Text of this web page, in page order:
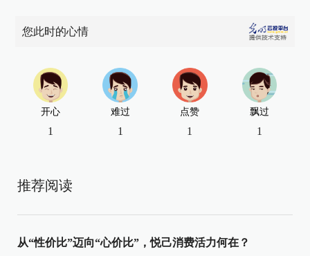
您此时的心情
开心
1
难过
1
点赞
1
飘过
1
推荐阅读
从“性价比”迈向“心价比”，悦己消费活力何在？